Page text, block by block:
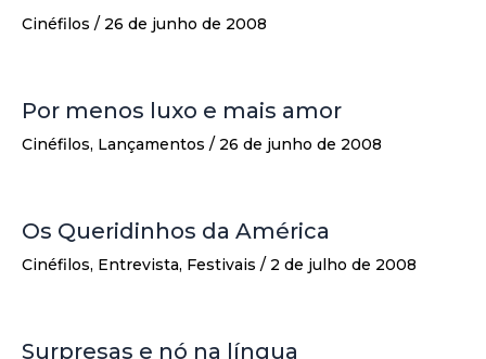
Cinéfilos / 26 de junho de 2008
Por menos luxo e mais amor
Cinéfilos, Lançamentos / 26 de junho de 2008
Os Queridinhos da América
Cinéfilos, Entrevista, Festivais / 2 de julho de 2008
Surpresas e nó na língua